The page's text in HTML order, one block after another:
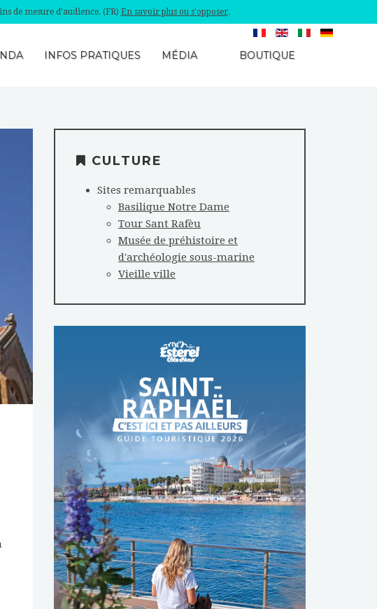
de mesure d'audience. (FR) En savoir plus ou s'opposer.
INFOS PRATIQUES MÉDIA BOUTIQUE
CULTURE
Sites remarquables
Basilique Notre Dame
Tour Sant Rafèu
Musée de préhistoire et
d'archéologie sous-marine
Vieille ville
TÉLÉCHARGER